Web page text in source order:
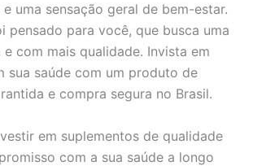
uma sensação geral de bem-estar.
pensado para você, que busca uma
com mais qualidade. Invista em
sua saúde com um produto de
e compra segura no Brasil.
em suplementos de qualidade
com a sua saúde a longo